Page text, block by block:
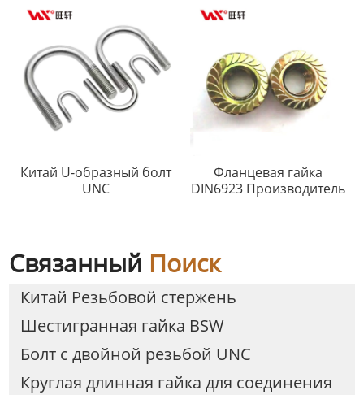
Китай U-образный болт
UNC
Фланцевая гайка
DIN6923 Производитель
Связанный Поиск
Китай Резьбовой стержень
Шестигранная гайка BSW
Болт с двойной резьбой UNC
Круглая длинная гайка для соединения